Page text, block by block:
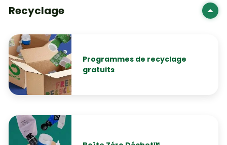
Recyclage
Programmes de recyclage
gratuits